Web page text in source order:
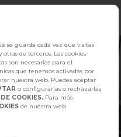
se guarda cada vez que visitas
de terceros. Las cookies
son necesarias para el
que tenemos activadas por
nuestra web. Puedes aceptar
o configurarlas o rechazarlas
COOKIES. Para más
de nuestra web.